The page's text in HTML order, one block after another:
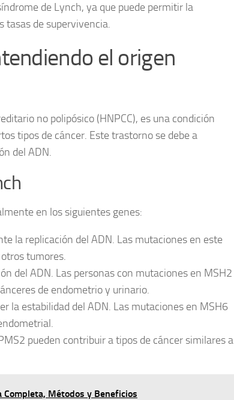
de Lynch, ya que puede permitir la
tasas de supervivencia.
el origen
no polipósico (HNPCC), es una condición
tipos de cáncer. Este trastorno se debe a
del ADN.
en los siguientes genes:
la replicación del ADN. Las mutaciones en este
tumores.
del ADN. Las personas con mutaciones en MSH2
de endometrio y urinario.
la estabilidad del ADN. Las mutaciones en MSH6
pueden contribuir a tipos de cáncer similares a
Completa, Métodos y Beneficios